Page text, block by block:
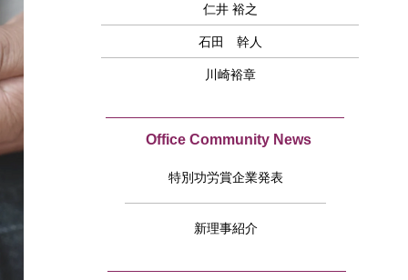
仁井 裕之
石田 幹人
川崎裕章
Office Community News
特別功労賞企業発表
新理事紹介